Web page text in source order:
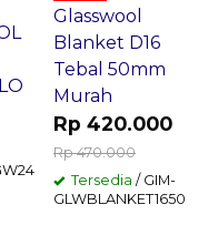
Glasswool
Blanket D16
Tebal 50mm
Murah
Rp 420.000
Rp 470.000
Tersedia / GIM-
GLWBLANKET1650